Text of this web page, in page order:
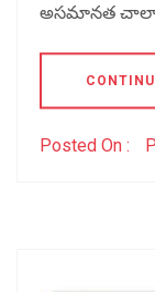
అసమానత చాలా
Posted On :